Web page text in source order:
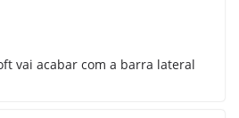
vai acabar com a barra lateral